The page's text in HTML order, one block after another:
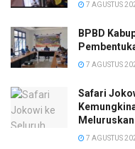
7 AGUSTUS
BPBD
7 AGUSTUS
Safari
7 AGUSTUS